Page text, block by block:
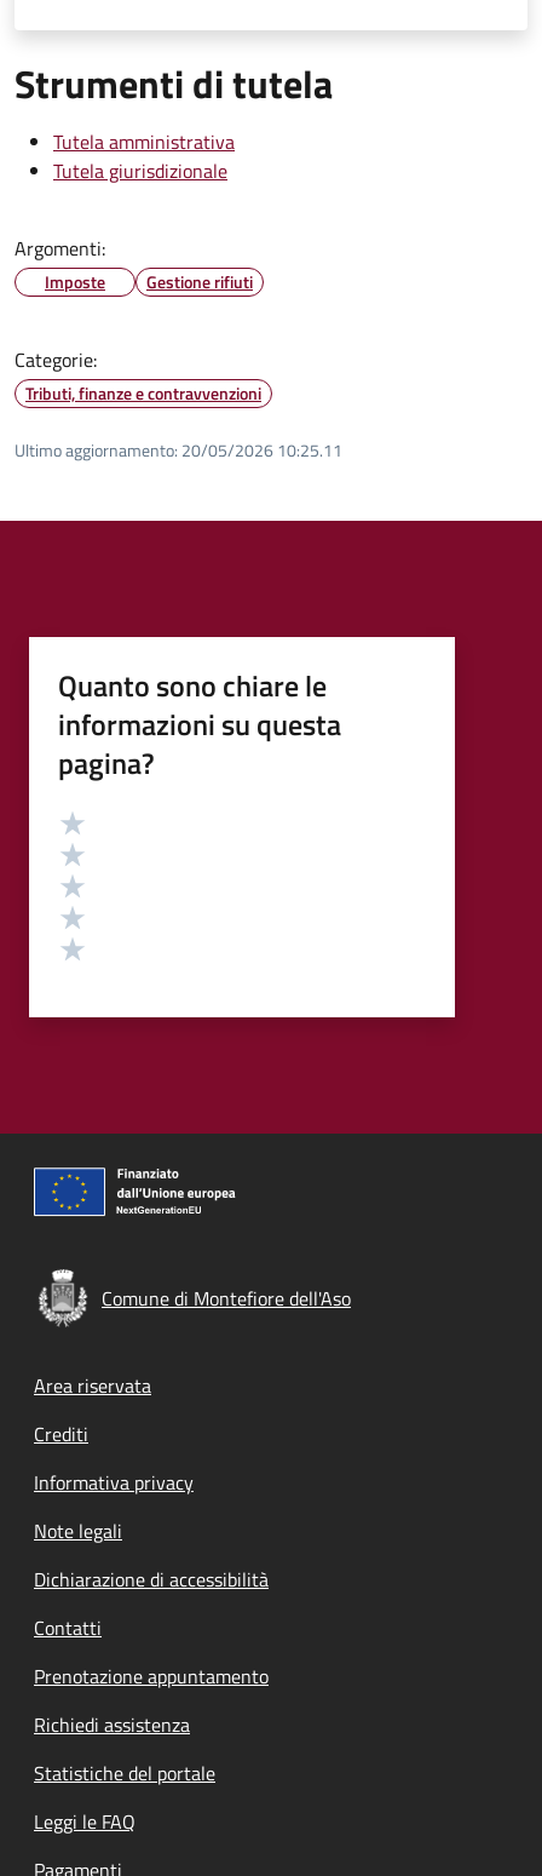
Strumenti di tutela
Tutela amministrativa
Tutela giurisdizionale
Argomenti:
Imposte Gestione rifiuti
Categorie:
Tributi, finanze e contravvenzioni
Ultimo aggiornamento: 20/05/2026 10:25.11
Quanto sono chiare le
informazioni su questa
pagina?
Valutazione
Comune di Montefiore dell'Aso
Footer menu
Area riservata
Crediti
Informativa privacy
Note legali
Dichiarazione di accessibilità
Contatti
Prenotazione appuntamento
Richiedi assistenza
Statistiche del portale
Leggi le FAQ
Pagamenti